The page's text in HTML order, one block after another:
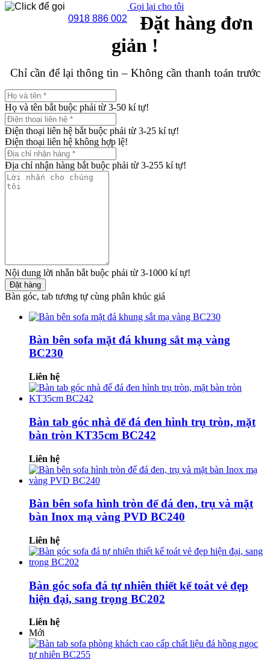
0918 886 002
Gọi lại cho tôi
Đặt hàng đơn
giản !
Chỉ cần để lại thông tin – Không cần thanh toán trước
Họ và tên bắt buộc phải từ 3-50 kí tự!
Điện thoại liên hệ bắt buộc phải từ 3-25 kí tự!
Điện thoại liên hệ không hợp lệ!
Địa chỉ nhận hàng bắt buộc phải từ 3-255 kí tự!
Nội dung lời nhắn bắt buộc phải từ 3-1000 kí tự!
Đặt hàng
Bàn góc, tab tương tự cùng phân khúc giá
Bàn bên sofa mặt đá khung sắt mạ vàng
BC230
Liên hệ
Bàn tab góc nhà đế đá đen hình trụ tròn, mặt
bàn tròn KT35cm BC242
Liên hệ
Bàn bên sofa hình tròn đế đá đen, trụ và mặt
bàn Inox mạ vàng PVD BC240
Liên hệ
Bàn góc sofa đá tự nhiên thiết kế toát vẻ đẹp
hiện đại, sang trọng BC202
Liên hệ
Mới